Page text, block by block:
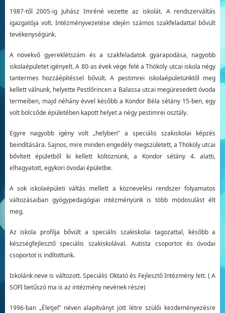
1987-től 2005-ig Juhász Imréné vezette az iskolát. A rendszerváltás
igazgatója volt. Intézményvezetése idején számos szakfeladattal bővült
tevékenységünk.
A növekvő gyereklétszám és a szakfeladatok gyarapodása, nagyobb
iskolaépületet igényelt. A 80-as évek vége felé a Thököly utcai iskola négy
tantermes hozzáépítéssel bővült. A pestimrei iskolaépületünktől meg
kellett válnunk, helyette Pestlőrincen a Balassa utcai megüresedett óvoda
termeiben, majd néhány évvel később a Kondor Béla sétány 15-ben, egy
volt bölcsőde épületében kapott helyet a négy pestimrei osztály.
Egyre nagyobb igény volt „helyben” a speciális szakiskolai képzés
beindítására. Sajnos, mire minden engedély megszületett, a Thököly utcai
bővített épületből ki kellett költöznünk, a Kondor sétány 4. alatti,
elhagyatott, egykori óvodai épületbe.
A sok iskolaépületi váltás mellett a köznevelési rendszer folyamatos
változásaiban gyógypedagógiai intézményünk is több módosulást élt
meg.
Az iskola profilja bővült a speciális szakiskolai tagozattal, később a
készségfejlesztő speciális szakiskolával. Autista csoportot és óvodai
csoportot is indítottunk.
Iskolánk neve is változott. Speciális Oktató és Fejlesztő Intézmény lett. ( A
SOFI betűszó ma is az intézmény nevének része)
1996-ban „Életjel” néven alapítványt jött létre szülői kezdeményezésre